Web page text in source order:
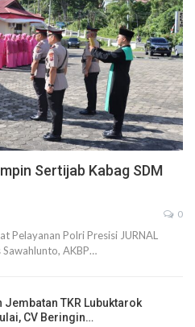
Sertijab Kabag SDM
0
Pelayanan Polri Presisi JURNAL
AKBP…
Jembatan TKR Lubuktarok
CV Beringin…